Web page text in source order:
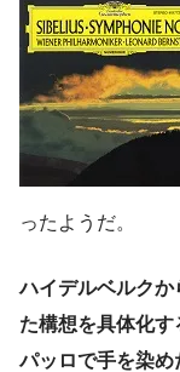
ったようだ。
ハイデルベルク
た構想を具体化
パッロで手を染